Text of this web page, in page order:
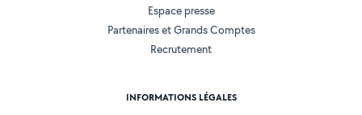
Espace presse
Partenaires et Grands Comptes
Recrutement
INFORMATIONS LÉGALES